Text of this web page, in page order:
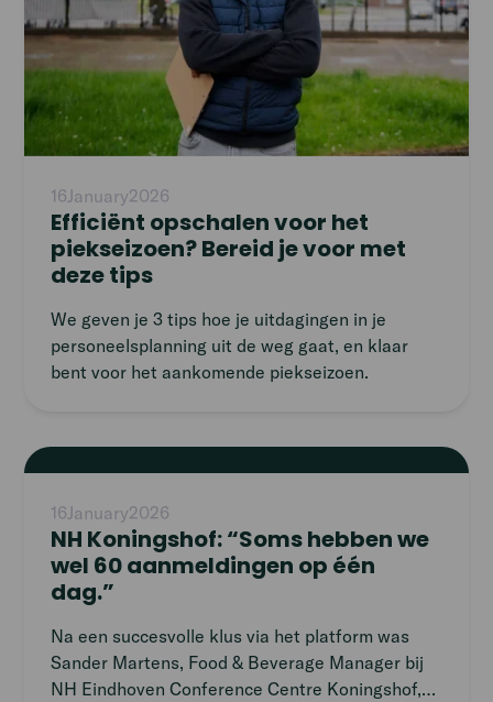
16January2026
Efficiënt opschalen voor het
piekseizoen? Bereid je voor met
deze tips
We geven je 3 tips hoe je uitdagingen in je
personeelsplanning uit de weg gaat, en klaar
bent voor het aankomende piekseizoen.
16January2026
NH Koningshof: “Soms hebben we
wel 60 aanmeldingen op één
dag.”
Na een succesvolle klus via het platform was
Sander Martens, Food & Beverage Manager bij
NH Eindhoven Conference Centre Koningshof,
Read